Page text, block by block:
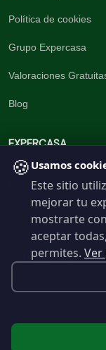
Política de cookies
Grupo Expercasa
Valoraciones
Blog
EXPERCASA
La inmobiliaria del
960 191 537
Contáctanos
🍪 Usamos
Este sitio
mejorar tu
mostrarte
aceptar
permites. Ver